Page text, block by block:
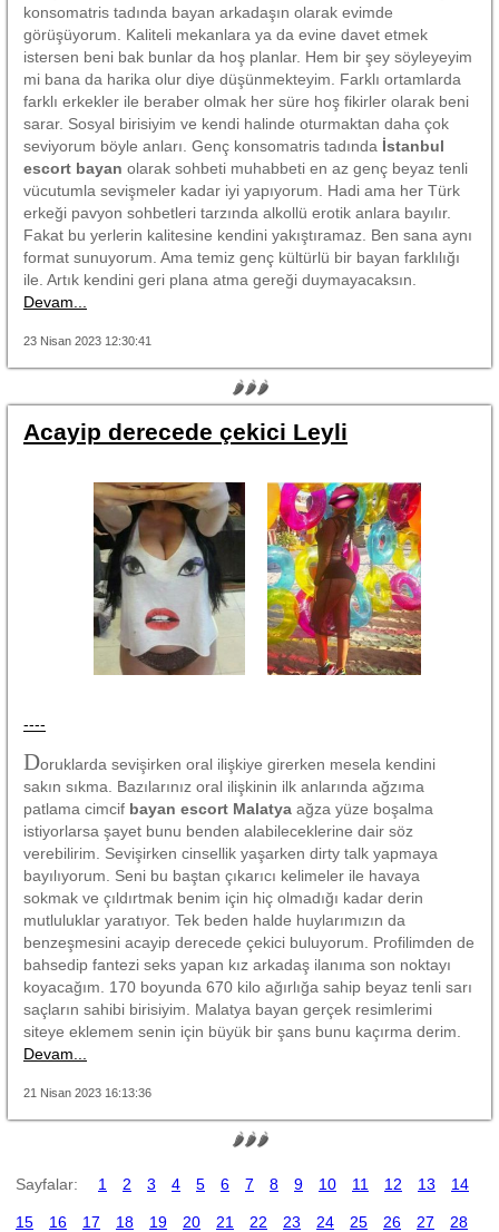
konsomatris tadında bayan arkadaşın olarak evimde
görüşüyorum. Kaliteli mekanlara ya da evine davet etmek
istersen beni bak bunlar da hoş planlar. Hem bir şey söyleyeyim
mi bana da harika olur diye düşünmekteyim. Farklı ortamlarda
farklı erkekler ile beraber olmak her süre hoş fikirler olarak beni
sarar. Sosyal birisiyim ve kendi halinde oturmaktan daha çok
seviyorum böyle anları. Genç konsomatris tadında İstanbul
escort bayan olarak sohbeti muhabbeti en az genç beyaz tenli
vücutumla sevişmeler kadar iyi yapıyorum. Hadi ama her Türk
erkeği pavyon sohbetleri tarzında alkollü erotik anlara bayılır.
Fakat bu yerlerin kalitesine kendini yakıştıramaz. Ben sana aynı
format sunuyorum. Ama temiz genç kültürlü bir bayan farklılığı
ile. Artık kendini geri plana atma gereği duymayacaksın.
Devam...
23 Nisan 2023 12:30:41
🌶🌶🌶
Acayip derecede çekici Leyli
----
Doruklarda sevişirken oral ilişkiye girerken mesela kendini
sakın sıkma. Bazılarınız oral ilişkinin ilk anlarında ağzıma
patlama cimcif bayan escort Malatya ağza yüze boşalma
istiyorlarsa şayet bunu benden alabileceklerine dair söz
verebilirim. Sevişirken cinsellik yaşarken dirty talk yapmaya
bayılıyorum. Seni bu baştan çıkarıcı kelimeler ile havaya
sokmak ve çıldırtmak benim için hiç olmadığı kadar derin
mutluluklar yaratıyor. Tek beden halde huylarımızın da
benzeşmesini acayip derecede çekici buluyorum. Profilimden de
bahsedip fantezi seks yapan kız arkadaş ilanıma son noktayı
koyacağım. 170 boyunda 670 kilo ağırlığa sahip beyaz tenli sarı
saçların sahibi birisiyim. Malatya bayan gerçek resimlerimi
siteye eklemem senin için büyük bir şans bunu kaçırma derim.
Devam...
21 Nisan 2023 16:13:36
🌶🌶🌶
Sayfalar: 1 2 3 4 5 6 7 8 9 10 11 12 13 14
15 16 17 18 19 20 21 22 23 24 25 26 27 28